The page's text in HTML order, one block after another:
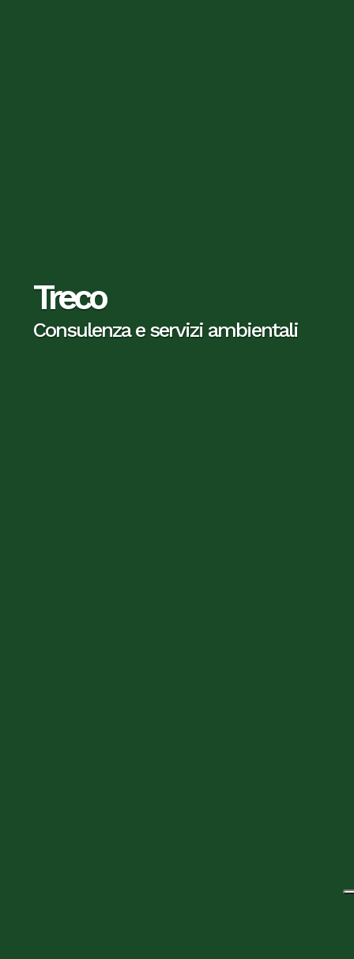
Treco
Consulenza e servizi ambientali
Treco
Consulenza e servizi ambientali